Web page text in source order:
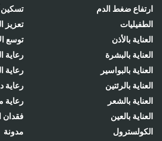
ارتفاع ضغط الدم
الطفيليات
العناية بالأذن
العناية بالبشرة
العناية بالبواسير
العناية بالرئتين
العناية بالشعر
العناية بالعين
الكولسترول
تسكين
تعزيز
توسع
رعاية
رعاية
رعاية
فقدان
مدونة